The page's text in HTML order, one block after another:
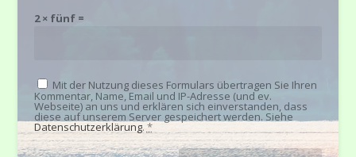
2 × fünf =
Mit der Nutzung dieses Formulars übertragen Sie Ihren
Kommentar, Name, Email und IP-Adresse (und ev.
Webseite) an uns und erklären sich einverstanden, dass
diese auf unserem Server gespeichert werden. Siehe
Datenschutzerklärung.*